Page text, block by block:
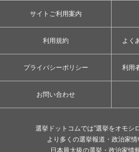
サイトご利用案内
利用規約 よく
プライバシーポリシー 利用
お問い合わせ
選挙ドットコムでは”選挙をオモシ
より多くの選挙報道・政治家
日本最大級の選挙・政治家情